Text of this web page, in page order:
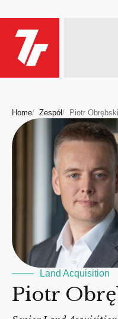
Home Zespół Piotr Obrębski
Land Acquisition
Piotr